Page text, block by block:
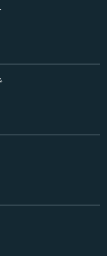
は兵力を太平洋
国側に侵入。朝
招集。ソ連が欠
戦と38度以北へ
力援助を勧告す
の出動を命令。
任命。
器）北は半島を一